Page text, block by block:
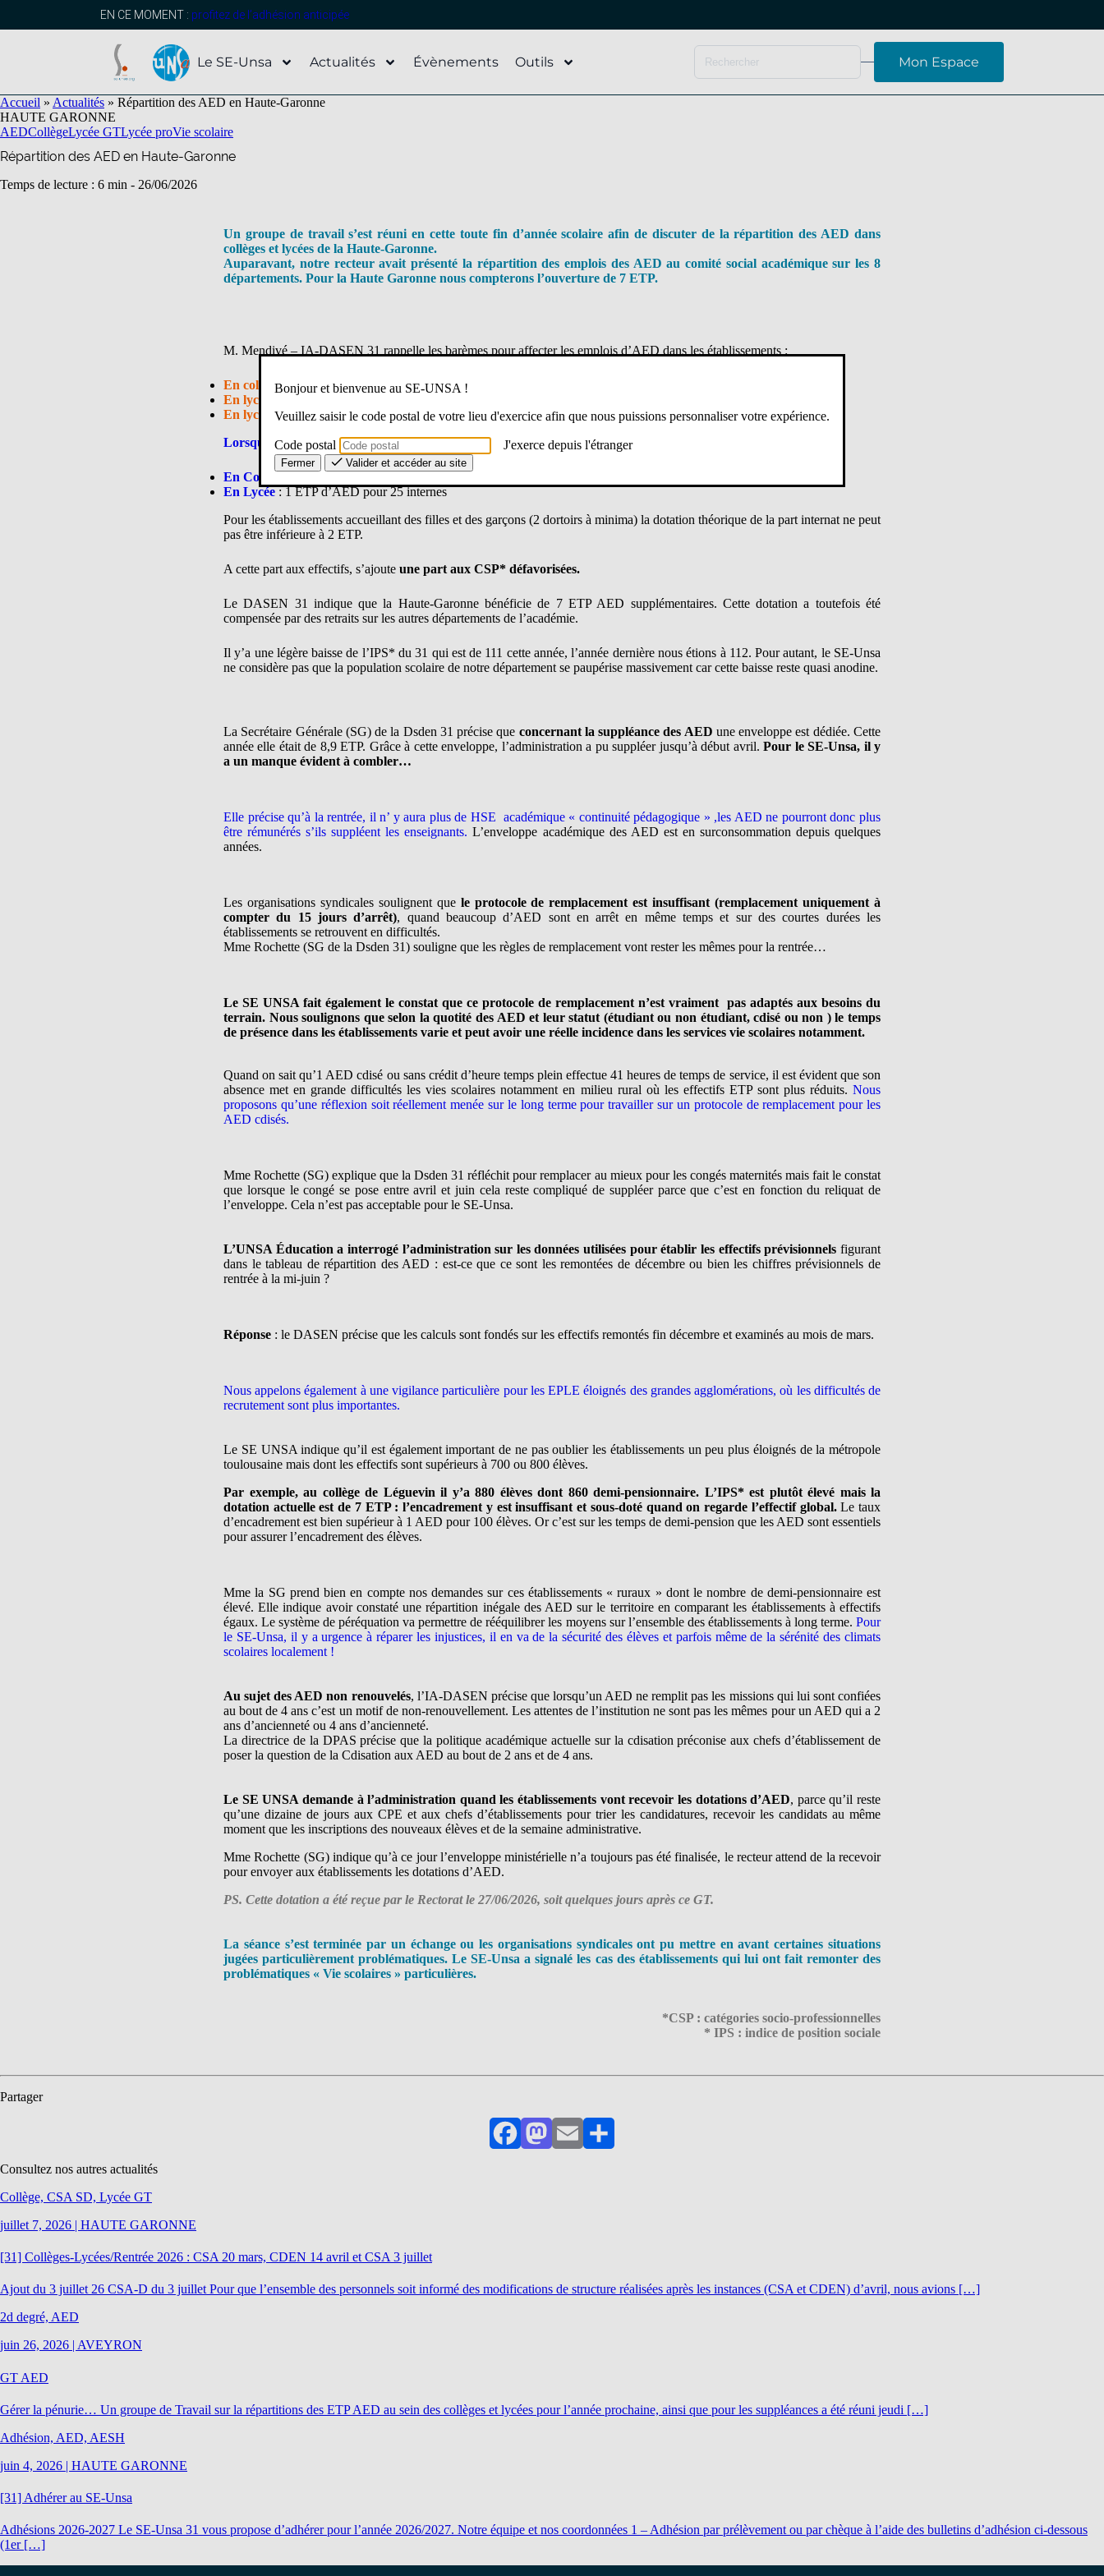
EN CE MOMENT : profitez de l’adhésion anticipée
Le SE-Unsa Actualités Évènements Outils Mon Espace
Accueil » Actualités » Répartition des AED en Haute-Garonne
HAUTE GARONNE
AEDCollègeLycée GTLycée proVie scolaire
Répartition des AED en Haute-Garonne
Temps de lecture : 6 min - 26/06/2026
Un groupe de travail s’est réuni en cette toute fin d’année scolaire afin de discuter de la répartition des AED dans
collèges et lycées de la Haute-Garonne.
Auparavant, notre recteur avait présenté la répartition des emplois des AED au comité social académique sur les 8
départements. Pour la Haute Garonne nous compterons l’ouverture de 7 ETP.
M. Mendivé – IA-DASEN 31 rappelle les barèmes pour affecter les emplois d’AED dans les établissements :
En collège: 1ETP d’AED pour 100 élèves
En lycée GT : 1ETP d’AED pour 200 élèves de voies générales et technologique
En lycée pro: 1 ETP d’AED pour 150 élèves
Lorsqu’il y’a un internat: (hors effectif post-bac)
En Collège
En Lycée: 1 ETP d’AED pour 25 internes
Pour les établissements accueillant des filles et des garçons (2 dortoirs à minima) la dotation théorique de la part internat ne peut
pas être inférieure à 2 ETP.
A cette part aux effectifs, s’ajoute une part aux CSP* défavorisées.
Le DASEN 31 indique que la Haute-Garonne bénéficie de 7 ETP AED supplémentaires. Cette dotation a toutefois été
compensée par des retraits sur les autres départements de l’académie.
Il y’a une légère baisse de l’IPS* du 31 qui est de 111 cette année, l’année dernière nous étions à 112. Pour autant, le SE-Unsa
ne considère pas que la population scolaire de notre département se paupérise massivement car cette baisse reste quasi anodine.
La Secrétaire Générale (SG) de la Dsden 31 précise que concernant la suppléance des AED une enveloppe est dédiée. Cette
année elle était de 8,9 ETP. Grâce à cette enveloppe, l’administration a pu suppléer jusqu’à début avril.Pour le SE-Unsa, il y
a un manque évident à combler…
Elle précise qu’à la rentrée, il n’ y aura plus de HSE académique « continuité pédagogique » ,les AED ne pourront donc plus
être rémunérés s’ils suppléent les enseignants. L’enveloppe académique des AED est en surconsommation depuis quelques
années.
Les organisations syndicales soulignent que le protocole de remplacement est insuffisant (remplacement uniquement à
compter du 15 jours d’arrêt), quand beaucoup d’AED sont en arrêt en même temps et sur des courtes durées les
établissements se retrouvent en difficultés.
Mme Rochette (SG de la Dsden 31) souligne que les règles de remplacement vont rester les mêmes pour la rentrée…
Le SE UNSA fait également le constat que ce protocole de remplacement n’est vraiment pas adaptés aux besoins du
terrain. Nous soulignons que selon la quotité des AED et leur statut (étudiant ou non étudiant, cdisé ou non ) le temps
de présence dans les établissements varie et peut avoir une réelle incidence dans les services vie scolaires notamment.
Quand on sait qu’1 AED cdisé ou sans crédit d’heure temps plein effectue 41 heures de temps de service, il est évident que son
absence met en grande difficultés les vies scolaires notamment en milieu rural où les effectifs ETP sont plus réduits. Nous
proposons qu’une réflexion soit réellement menée sur le long terme pour travailler sur un protocole de remplacement pour les
AED cdisés.
Mme Rochette (SG) explique que la Dsden 31 réfléchit pour remplacer au mieux pour les congés maternités mais fait le constat
que lorsque le congé se pose entre avril et juin cela reste compliqué de suppléer parce que c’est en fonction du reliquat de
l’enveloppe. Cela n’est pas acceptable pour le SE-Unsa.
L’UNSA Éducation a interrogé l’administration sur les données utilisées pour établir les effectifs prévisionnels figurant
dans le tableau de répartition des AED : est-ce que ce sont les remontées de décembre ou bien les chiffres prévisionnels de
rentrée à la mi-juin ?
Réponse : le DASEN précise que les calculs sont fondés sur les effectifs remontés fin décembre et examinés au mois de mars.
Nous appelons également à une vigilance particulière pour les EPLE éloignés des grandes agglomérations, où les difficultés de
recrutement sont plus importantes.
Le SE UNSA indique qu’il est également important de ne pas oublier les établissements un peu plus éloignés de la métropole
toulousaine mais dont les effectifs sont supérieurs à 700 ou 800 élèves.
Par exemple, au collège de Léguevin il y’a 880 élèves dont 860 demi-pensionnaire. L’IPS* est plutôt élevé mais la
dotation actuelle est de 7 ETP : l’encadrement y est insuffisant et sous-doté quand on regarde l’effectif global.Le taux
d’encadrement est bien supérieur à 1 AED pour 100 élèves. Or c’est sur les temps de demi-pension que les AED sont essentiels
pour assurer l’encadrement des élèves.
Mme la SG prend bien en compte nos demandes sur ces établissements « ruraux » dont le nombre de demi-pensionnaire est
élevé. Elle indique avoir constaté une répartition inégale des AED sur le territoire en comparant les établissements à effectifs
égaux. Le système de péréquation va permettre de rééquilibrer les moyens sur l’ensemble des établissements à long terme. Pour
le SE-Unsa, il y a urgence à réparer les injustices, il en va de la sécurité des élèves et parfois même de la sérénité des climats
scolaires localement !
Au sujet des AED non renouvelés, l’IA-DASEN précise que lorsqu’un AED ne remplit pas les missions qui lui sont confiées
au bout de 4 ans c’est un motif de non-renouvellement. Les attentes de l’institution ne sont pas les mêmes pour un AED qui a 2
ans d’ancienneté ou 4 ans d’ancienneté.
La directrice de la DPAS précise que la politique académique actuelle sur la cdisation préconise aux chefs d’établissement de
poser la question de la Cdisation aux AED au bout de 2 ans et de 4 ans.
Le SE UNSA demande à l’administration quand les établissements vont recevoir les dotations d’AED, parce qu’il reste
qu’une dizaine de jours aux CPE et aux chefs d’établissements pour trier les candidatures, recevoir les candidats au même
moment que les inscriptions des nouveaux élèves et de la semaine administrative.
Mme Rochette (SG) indique qu’à ce jour l’enveloppe ministérielle n’a toujours pas été finalisée, le recteur attend de la recevoir
pour envoyer aux établissements les dotations d’AED.
PS. Cette dotation a été reçue par le Rectorat le 27/06/2026, soit quelques jours après ce GT.
La séance s’est terminée par un échange ou les organisations syndicales ont pu mettre en avant certaines situations
jugées particulièrement problématiques. Le SE-Unsa a signalé les cas des établissements qui lui ont fait remonter des
problématiques « Vie scolaires » particulières.
*CSP : catégories socio-professionnelles
* IPS : indice de position sociale
Partager
FacebookMastodon
EmailPartager
Consultez nos autres actualités
Collège, CSA SD, Lycée GT
juillet 7, 2026 | HAUTE GARONNE
[31] Collèges-Lycées/Rentrée 2026 : CSA 20 mars, CDEN 14 avril et CSA 3 juillet
Ajout du 3 juillet 26 CSA-D du 3 juillet Pour que l’ensemble des personnels soit informé des modifications de structure réalisées après les instances (CSA et CDEN) d’avril, nous avions […]
2d degré, AED
juin 26, 2026 | AVEYRON
GT AED
Gérer la pénurie… Un groupe de Travail sur la répartitions des ETP AED au sein des collèges et lycées pour l’année prochaine, ainsi que pour les suppléances a été réuni jeudi […]
Adhésion, AED, AESH
juin 4, 2026 | HAUTE GARONNE
[31] Adhérer au SE-Unsa
Adhésions 2026-2027 Le SE-Unsa 31 vous propose d’adhérer pour l’année 2026/2027. Notre équipe et nos coordonnées 1 – Adhésion par prélèvement ou par chèque à l’aide des bulletins d’adhésion ci-dessous
(1er […]
Bonjour et bienvenue au SE-UNSA !
Veuillez saisir le code postal de votre lieu d'exercice afin que nous puissions personnaliser votre expérience.
Code postal J'exerce depuis l'étranger
Fermer Valider et accéder au site